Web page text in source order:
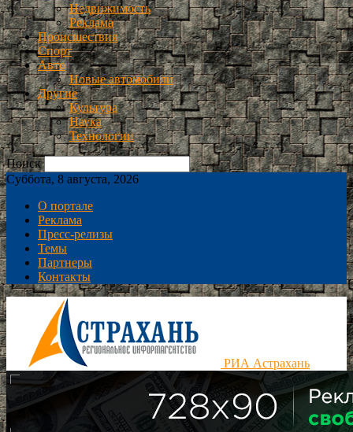
Недвижимость
Реклама
Происшествия
Спорт
Авто
Новые автомобили
Другие
Культура
Наука
Технологии
Поиск
Суббота, 8 августа, 2026
О портале
Реклама
Пресс-релизы
Темы
Партнеры
Контакты
РИА Астрахань